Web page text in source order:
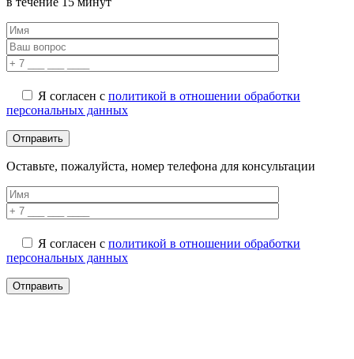
Я согласен с политикой в отношении обработки
персональных данных
Оставьте, пожалуйста, номер телефона для консультации
Я согласен с политикой в отношении обработки
персональных данных